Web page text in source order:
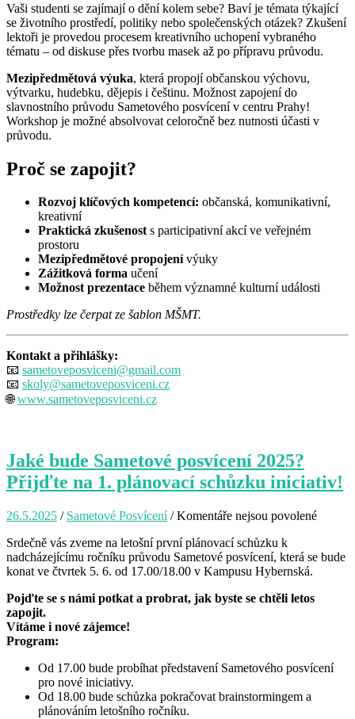
Vaši studenti se zajímají o dění kolem sebe? Baví je témata týkající
se životního prostředí, politiky nebo společenských otázek? Zkušení
lektoři je provedou procesem kreativního uchopení vybraného
tématu – od diskuse přes tvorbu masek až po přípravu průvodu.
Mezipředmětová výuka, která propojí občanskou výchovu,
výtvarku, hudebku, dějepis i češtinu. Možnost zapojení do
slavnostního průvodu Sametového posvícení v centru Prahy!
Workshop je možné absolvovat celoročně bez nutnosti účasti v
průvodu.
Proč se zapojit?
Rozvoj klíčových kompetencí: občanská, komunikativní,
kreativní
Praktická zkušenosts participativní akcí ve veřejném
prostoru
Mezipředmětové propojenívýuky
Zážitková forma učení
Možnost prezentace během významné kulturní události
Prostředky lze čerpat ze šablon MŠMT.
Kontakt a přihlášky:
📧 sametoveposviceni@gmail.com
📧 skoly@sametoveposviceni.cz
🌐www.sametoveposviceni.cz
Jaké bude Sametové posvícení 2025?
Přijďte na 1. plánovací schůzku iniciativ!
26.5.2025 / Sametové Posvícení /Komentáře nejsou povolené
názvem
1.
Srdečně vás zveme na letošní první plánovací schůzku k
nadcházejícímu ročníku průvodu Sametové posvícení, která se bude
konat ve čtvrtek 5. 6. od 17.00/18.00 v Kampusu Hybernská.
Pojďte se s námi potkat a probrat, jak byste se chtěli letos
zapojit.
Vítáme i nové zájemce!
Program:
Od 17.00 bude probíhat představení Sametového posvícení
pro nové iniciativy.
Od 18.00 bude schůzka pokračovat brainstormingem a
plánováním letošního ročníku.